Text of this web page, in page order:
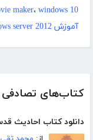
کتاب‌های تصادفی
دانلود کتاب احادیث
maker، windows 10
آموزش windows server 2012